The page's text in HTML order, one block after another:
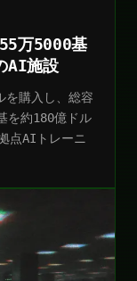
万5000基
AI施設
を購入し、総容
を約180億ドル
点AIトレーニ